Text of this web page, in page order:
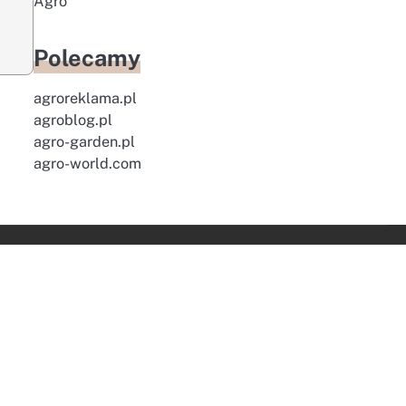
Polecamy
agroreklama.pl
agroblog.pl
agro-garden.pl
agro-world.com